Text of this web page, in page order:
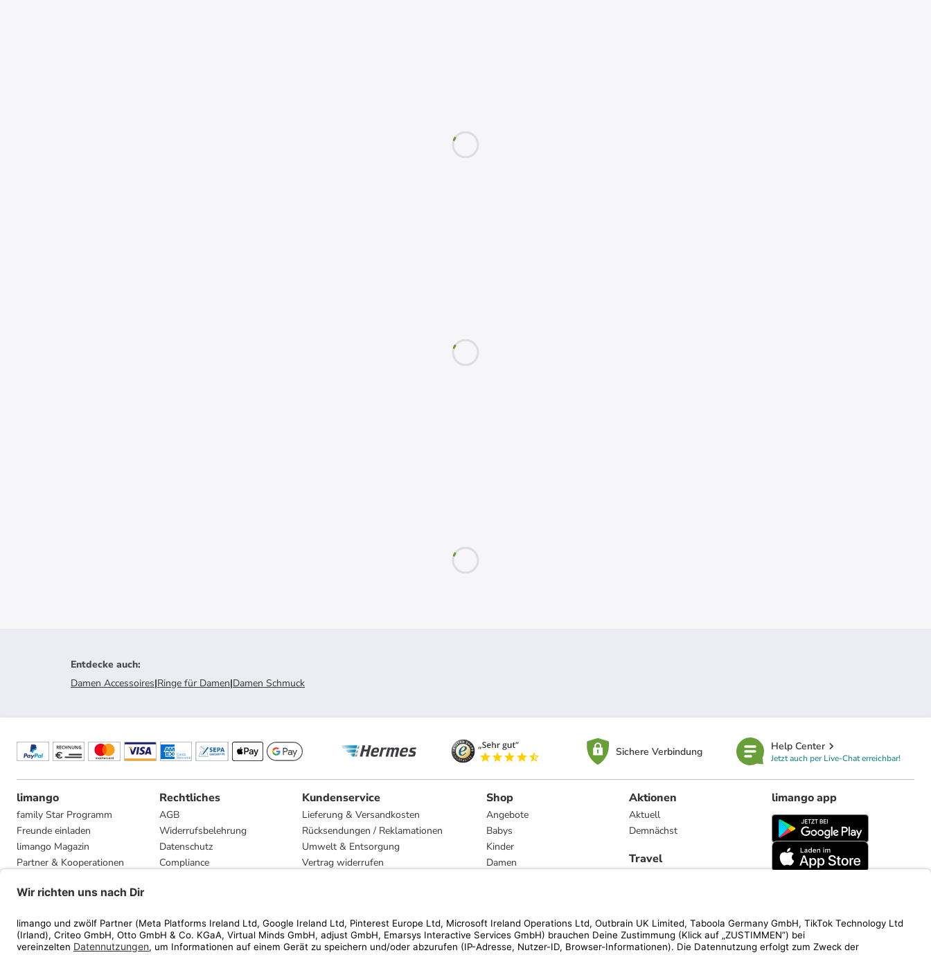
Entdecke auch:
Damen Accessoires|Ringe für Damen|Damen Schmuck
Sichere Verbindung Help Center
Jetzt auch per Live-Chat erreichbar!
limango
family Star Programm
Freunde einladen
limango Magazin
Partner & Kooperationen
Presse
Rechtliches
AGB
Widerrufsbelehrung
Datenschutz
Compliance
Kundenservice
Lieferung & Versandkosten
Rücksendungen / Reklamationen
Umwelt & Entsorgung
Vertrag widerrufen
Shop
Angebote
Babys
Kinder
Damen
Marken
Aktionen
Aktuell
Demnächst
Travel
limango app